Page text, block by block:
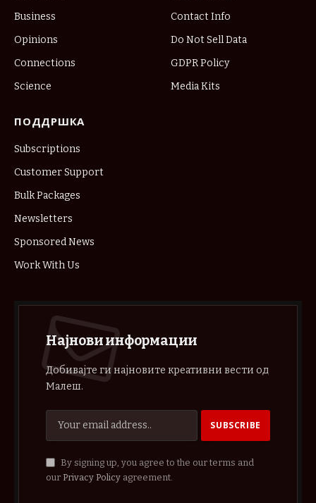
Business
Opinions
Connections
Science
Contact Info
Do Not Sell Data
GDPR Policy
Media Kits
ПОДДРШКА
Subscriptions
Customer Support
Bulk Packages
Newsletters
Sponsored News
Work With Us
Најнови информации
Добивајте ги најновите креативни вести од
Малеш.
By signing up, you agree to the our terms and
our Privacy Policyagreement.